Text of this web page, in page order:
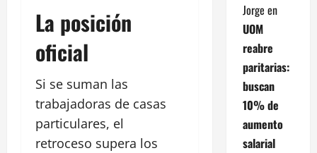
La posición
oficial
Si se suman las
trabajadoras de casas
particulares, el
retroceso supera los
Jorge en
UOM
reabre
paritarias:
buscan
10% de
aumento
salarial